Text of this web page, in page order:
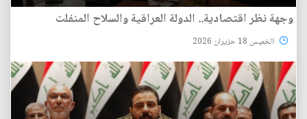
وجهة نظر اقتصادية.. الدولة العراقية والسلاح المنفلت
الخميس 18 حزيران 2026